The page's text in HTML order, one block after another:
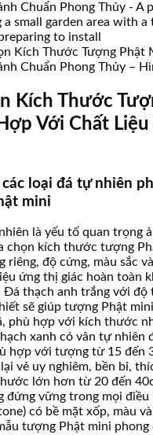
Kích Thước Tượng Phật
Chuẩn Phong Thủy –
Kích Thước
Với Chất
loại đá tự nhiên
mini
là yếu tố quan trọng
chọn kích thước tượng
riêng, độ cứng, màu sắc
ứng thị giác hoàn toàn
thạch anh trắng với độ
sẽ giúp tượng Phật
phù hợp với kích thước
xanh có vân tự nhiên
hợp với tượng từ 15 đến
vẻ uy nghiêm, bền bỉ,
lớn hơn từ 20 đến
đứng vững trong mọi
có bề mặt xốp, màu
tượng Phật mini